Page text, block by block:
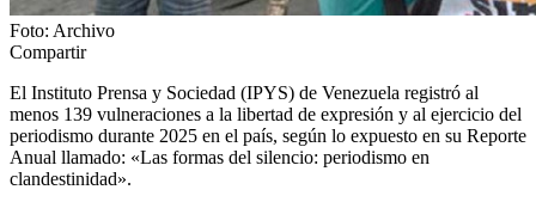
Foto: Archivo
Compartir
El Instituto Prensa y Sociedad (IPYS) de Venezuela registró al
menos 139 vulneraciones a la libertad de expresión y al ejercicio del
periodismo durante 2025 en el país, según lo expuesto en su Reporte
Anual llamado: «Las formas del silencio: periodismo en
clandestinidad».